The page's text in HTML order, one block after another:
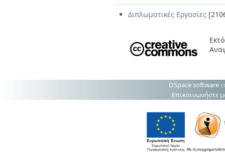
Διπλωματικές Εργασίες
DSpace software
Επικοινωνήστε